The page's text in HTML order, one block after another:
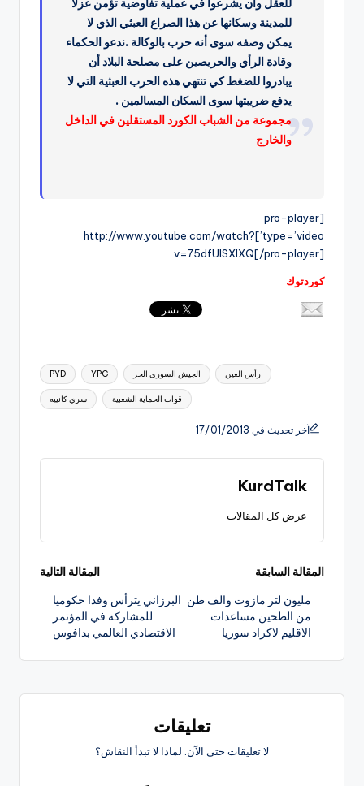
للعقل وأن يشرعوا في عملية تفاوضية تؤمن عزلا
للمدينة وسكانها عن هذا الصراع العبثي الذي لا
يمكن وصفه سوى أنه حرب بالوكالة .ندعو الحكماء
وقادة الرأي والحريصين على مصلحة البلاد أن
يبادروا للضغط كي تنتهي هذه الحرب العبثية التي لا
يدفع ضريبتها سوى السكان المسالمين .
مجموعة من الشباب الكورد المستقلين في الداخل
والخارج
[pro-player
type=’video’]http://www.youtube.com/watch?
v=75dfUISXlXQ[/pro-player]
كوردتوك
PYD YPG الجيش السوري الحر رأس العين
سري كانييه قوات الحماية الشعبية
آخر تحديث في 17/01/2013
KurdTalk
عرض كل المقالات
تصفّح
المقالات
المقالة السابقة
مليون لتر مازوت والف طن
من الطحين مساعدات
الاقليم لاكراد سوريا
المقالة التالية
البرزاني يترأس وفدا حكوميا
للمشاركة في المؤتمر
الاقتصادي العالمي بدافوس
تعليقات
لا تعليقات حتى الآن. لماذا لا تبدأ النقاش؟